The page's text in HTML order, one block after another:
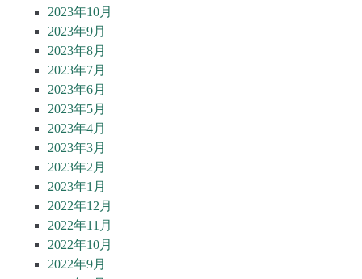
2023年10月
2023年9月
2023年8月
2023年7月
2023年6月
2023年5月
2023年4月
2023年3月
2023年2月
2023年1月
2022年12月
2022年11月
2022年10月
2022年9月